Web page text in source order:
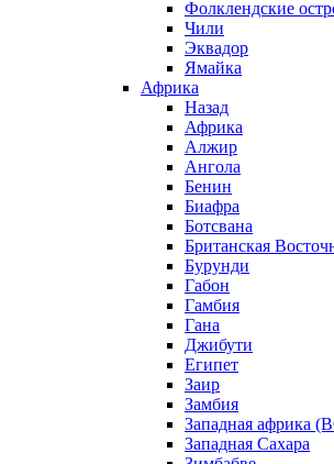
Фолклендские
Чили
Эквадор
Ямайка
Африка
Назад
Африка
Алжир
Ангола
Бенин
Биафра
Ботсвана
Британская
Бурунди
Габон
Гамбия
Гана
Джибути
Египет
Заир
Замбия
Западная африка
Западная Сахара